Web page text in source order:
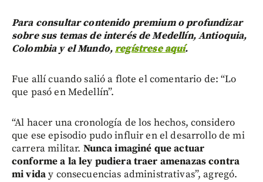
Para consultar contenido premium o profundizar
sobre sus temas de interés de Medellín, Antioquia,
Colombia y el Mundo,regístrese aquí.
Fue allí cuando salió a flote el comentario de: “Lo
que pasó en Medellín”.
“Al hacer una cronología de los hechos, considero
que ese episodio pudo influir en el desarrollo de mi
carrera militar. Nunca imaginé que actuar
conforme a la ley pudiera traer amenazas contra
mi viday consecuencias administrativas”, agregó.